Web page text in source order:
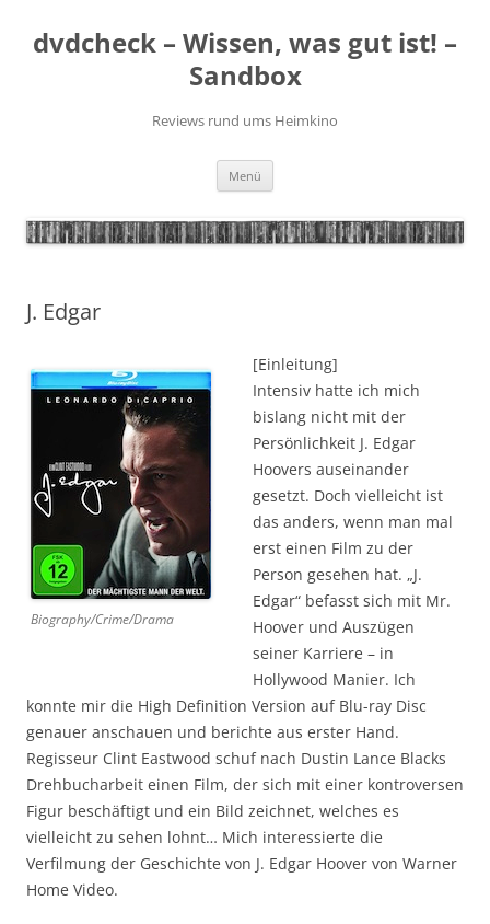
springen
dvdcheck – Wissen, was gut ist! –
Sandbox
Reviews rund ums Heimkino
Menü
J. Edgar
Biography/Crime/Drama
[Einleitung]
Intensiv hatte ich mich
bislang nicht mit der
Persönlichkeit J. Edgar
Hoovers auseinander
gesetzt. Doch vielleicht ist
das anders, wenn man mal
erst einen Film zu der
Person gesehen hat. „J.
Edgar“ befasst sich mit Mr.
Hoover und Auszügen
seiner Karriere – in
Hollywood Manier. Ich
konnte mir die High Definition Version auf Blu-ray Disc
genauer anschauen und berichte aus erster Hand.
Regisseur Clint Eastwood schuf nach Dustin Lance Blacks
Drehbucharbeit einen Film, der sich mit einer kontroversen
Figur beschäftigt und ein Bild zeichnet, welches es
vielleicht zu sehen lohnt… Mich interessierte die
Verfilmung der Geschichte von J. Edgar Hoover von Warner
Home Video.